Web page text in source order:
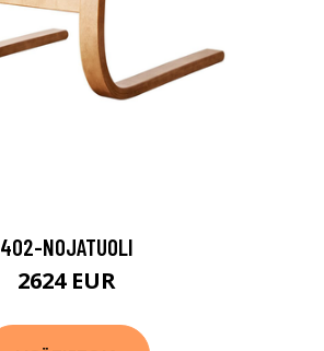
402-NOJATUOLI
2624 EUR